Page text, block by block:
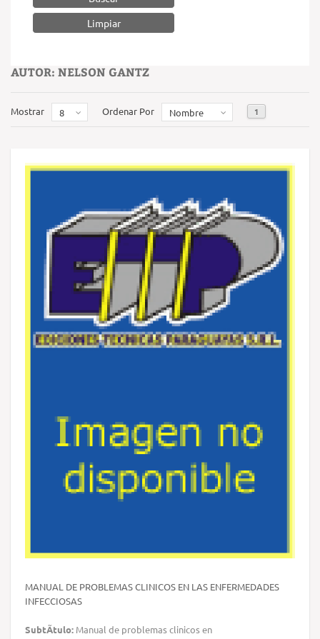
AUTOR: NELSON GANTZ
Mostrar 8 Ordenar Por Nombre 1
MANUAL DE PROBLEMAS CLINICOS EN LAS ENFERMEDADES
INFECCIOSAS
SubtÃ­tulo: Manual de problemas clinicos en